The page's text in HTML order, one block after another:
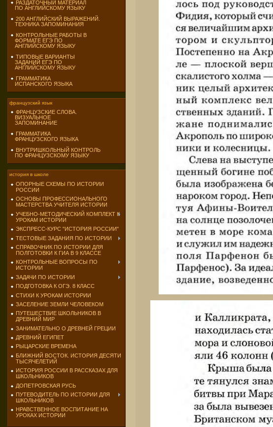
РАЗДАТОЧНЫЙ МАТЕРИАЛ
ПО АНГЛИЙСКОМУ ЯЗЫКУ
200 АНГЛИЙСКИЙ ВЫРАЖЕНИЙ.
ТЕХНИКА ЗАПОМИНАНИЯ
КОНТРОЛЬНЫЕ РАБОТЫ В
ФОРМАТЕ ЕГЭ ПО
АНГЛИЙСКОМУ ЯЗЫКУ
ТИПОВЫЕ ВАРИАНТЫ
ЗАДАНИЙ ЕГЭ ПО
АНГЛИЙСКОМУ ЯЗЫКУ
ГРАММАТИКА
ИСПАНСКОГО ЯЗЫКА
французский язык
ФРАНЦУЗСКИЕ СЛОВА.
ВИЗУАЛЬНОЕ
ЗАПОМИНАНИЕ
ГРАММАТИКА
ФРАНЦУЗСКОГО ЯЗЫКА
ВНУТРИШКОЛЬНЫЙ КОНТРОЛЬ
ПО ФРАНЦУЗСКОМУ ЯЗЫКУ
история в школе
ОПОРНЫЕ СХЕМЫ ПО ИСТОРИИ
РОССИИ
ОСНОВЫ ПРОФЕССИОНАЛЬНОГО
МАСТЕРСТВА УЧИТЕЛЯ ИСТОРИИ
УЧЕБНО-МЕТОДИЧЕСКИЙ КОМПЛЕКТ К
УРОКАМ ИСТОРИИ
ЭКСПРЕСС-КУРС "ИСТОРИЯ РОССИИ"
ТЕСТОВЫЕ ЗАДАНИЯ ПО ИСТОРИИ
СПРАВОЧНИК ПО ИСТОРИИ ДЛЯ
ПОЛГОТОВКИ К ГИА В 9 КЛАССЕ
КОНТРОЛЬНЫЕ ВОПРОСЫ ПО
ИСТОРИИ
ЗАДАЧИ ПО ИСТОРИИ
ПОДГОТОВКА К ОГЭ. 8 КЛАСС
СТИХИ К УРОКАМ ИСТОРИИ
ЗАСЕЛЕНИЕ ЗЕМЛИ ЧЕЛОВЕКОМ
ПУТЕШЕСТВИЕ ШКОЛЬНИКОВ В
ДРЕВНИЙ МИР
ЗАНИМАТЕЛЬНО О ДРЕВНЕЙ ГРЕЦИИ
ДРЕВНИЙ ЕГИПЕТ
РЫЦАРСКИЕ ВРЕМЕНА
БЛИЖНИЙ ВОСТОК. ИСТОРИЯ ДЕСЯТИ
ТЫСЯЧЕЛЕТИЙ
ИСТОРИЯ РОССИИ В РАССКАЗАХ ДЛЯ
ШКОЛЬНИКОВ
ДОПЕТРОВСКАЯ РУСЬ
ПУТЕВОДИТЕЛЬ ПО ИСТОРИИ ДЛЯ
ШКОЛЬНИКОВ
НРАВСТВЕННОЕ ВОСПИТАНИЕ НА
УРОКАХ ИСТОРИИ